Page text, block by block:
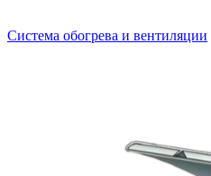
Система обогрева и вентиляции